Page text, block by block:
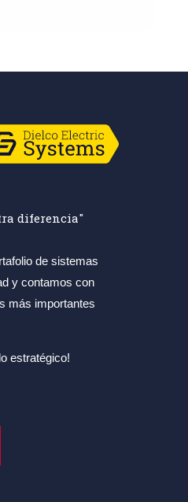
diferencia"
de sistemas
y contamos con
más importantes
estratégico!